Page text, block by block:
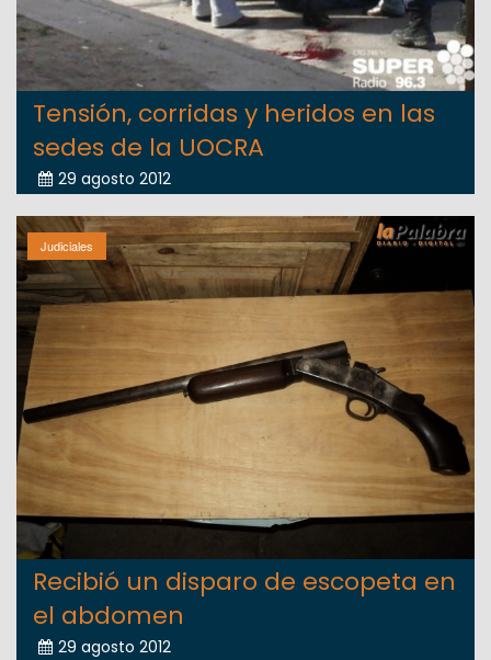
Tensión, corridas y heridos en las
sedes de la UOCRA
29 agosto 2012
Judiciales
Recibió un disparo de escopeta en
el abdomen
29 agosto 2012